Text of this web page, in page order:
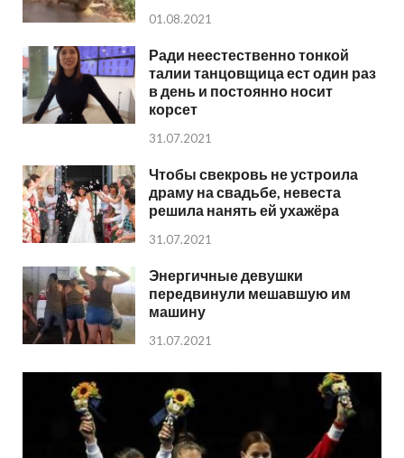
01.08.2021
Ради неестественно тонкой
талии танцовщица ест один раз
в день и постоянно носит
корсет
31.07.2021
Чтобы свекровь не устроила
драму на свадьбе, невеста
решила нанять ей ухажёра
31.07.2021
Энергичные девушки
передвинули мешавшую им
машину
31.07.2021